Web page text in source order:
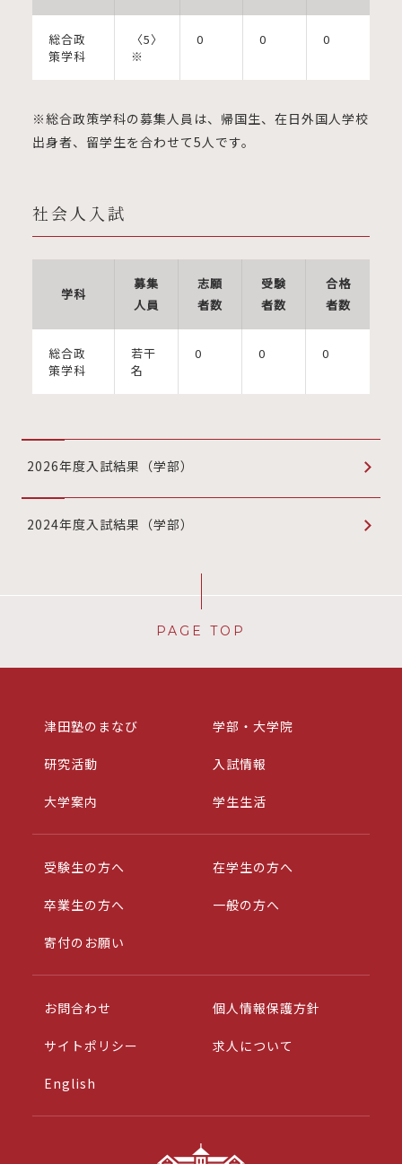
総合政
策学科
〈5〉
※
0 0 0
※総合政策学科の募集人員は、帰国生、在日外国人学校
出身者、留学生を合わせて5人です。
社会人入試
学科
募集
人員
志願
者数
受験
者数
合格
者数
総合政
策学科
若干
名
0 0 0
2026年度入試結果（学部）
2024年度入試結果（学部）
PAGE TOP
津田塾のまなび 学部・大学院
研究活動 入試情報
大学案内 学生生活
受験生の方へ 在学生の方へ
卒業生の方へ 一般の方へ
寄付のお願い
お問合わせ 個人情報保護方針
サイトポリシー 求人について
English